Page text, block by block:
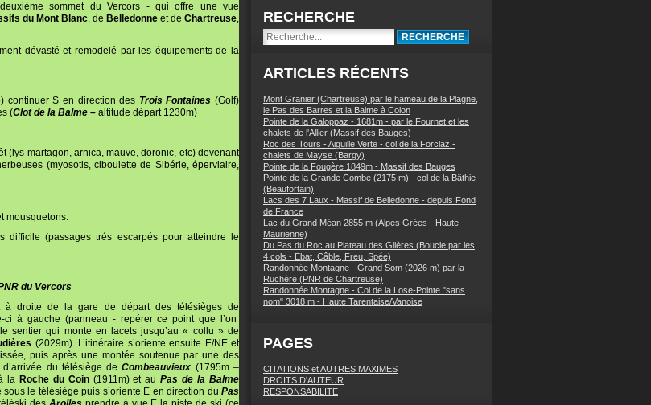
sommet du Vercors - qui offre une vue
du Mont Blanc, de Belledonne et de Chartreuse,
dévasté et remodelé par les équipements de la
continuer S en direction des Trois Fontaines(Golf)
(Clot de la Balme – altitude départ 1230m)
(lys martagon, arnica, mauve, doronic, etc) devenant
(myosotis, ciboulette de Sibérie, éperviaire,
mousquetons.
difficile (passages trés escarpés pour atteindre le
du Vercors
à droite de la gare de départ des télésièges de
ci à gauche (panneau - repérer ce point que l’on
sentier qui monte en lacets jusqu’au « collu » de
(2029m). L’itinéraire s’oriente ensuite E/NE et
puis après une montée soutenue par une des
du télésiège deCombeauvieux (1795m –
la Roche du Coin(1911m) et auPas de la Balme
le télésiège puis s’oriente E en direction du Pas
RECHERCHE
ARTICLES RÉCENTS
Mont Granier (Chartreuse) par le hameau de la Plagne,
le Pas des Barres et la Balme à Colon
Pointe de la Galoppaz - 1681m - par le Fournet et les
chalets de l'Allier (Massif des Bauges)
Roc des Tours - Aiguille Verte - col de la Forclaz -
chalets de Mayse (Bargy)
Pointe de la Fougère 1849m - Massif des Bauges
Pointe de la Grande Combe (2175 m) - col de la Bâthie
(Beaufortain)
Lacs des 7 Laux - Massif de Belledonne - depuis Fond
de France
Lac du Grand Méan 2855 m (Alpes Grées - Haute-
Maurienne)
Du Pas du Roc au Plateau des Glières (Boucle par les
4 cols - Ebat, Câble, Freu, Spée)
Randonnée Montagne - Grand Som (2026 m) par la
Ruchère (PNR de Chartreuse)
Randonnée Montagne - Col de la Lose-Pointe "sans
nom" 3018 m - Haute Tarentaise/Vanoise
PAGES
CITATIONS et AUTRES MAXIMES
DROITS D'AUTEUR
RESPONSABILITE